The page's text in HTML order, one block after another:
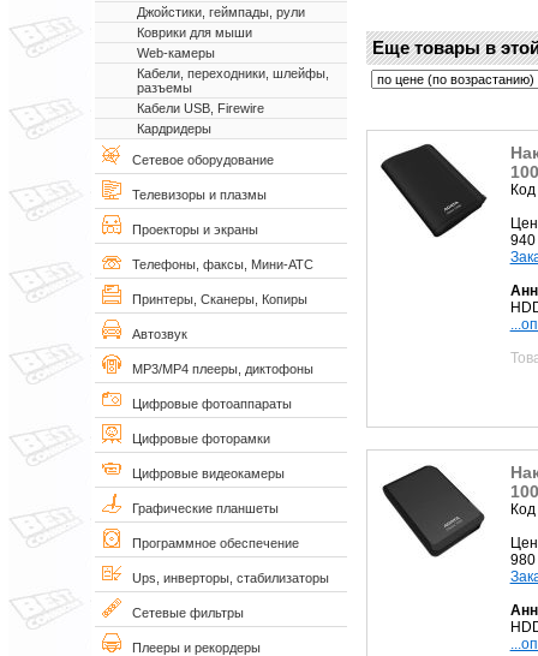
Джойстики, геймпады, рули
Коврики для мыши
Web-камеры
Кабели, переходники, шлейфы,
разъемы
Кабели USB, Firewire
Кардридеры
Сетевое оборудование
Телевизоры и плазмы
Проекторы и экраны
Телефоны, факсы, Мини-АТС
Принтеры, Сканеры, Копиры
Автозвук
MP3/MP4 плееры, диктофоны
Цифровые фотоаппараты
Цифровые фоторамки
Цифровые видеокамеры
Графические планшеты
Программное обеспечение
Ups, инверторы, стабилизаторы
Сетевые фильтры
Плееры и рекордеры
Еще товары в